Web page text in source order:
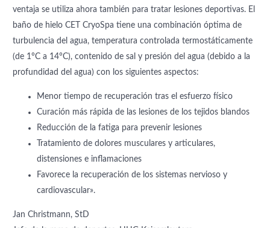
ventaja se utiliza ahora también para tratar lesiones deportivas. El
baño de hielo CET CryoSpa tiene una combinación óptima de
turbulencia del agua, temperatura controlada termostáticamente
(de 1°C a 14°C), contenido de sal y presión del agua (debido a la
profundidad del agua) con los siguientes aspectos:
Menor tiempo de recuperación tras el esfuerzo físico
Curación más rápida de las lesiones de los tejidos blandos
Reducción de la fatiga para prevenir lesiones
Tratamiento de dolores musculares y articulares,
distensiones e inflamaciones
Favorece la recuperación de los sistemas nervioso y
cardiovascular».
Jan Christmann, StD